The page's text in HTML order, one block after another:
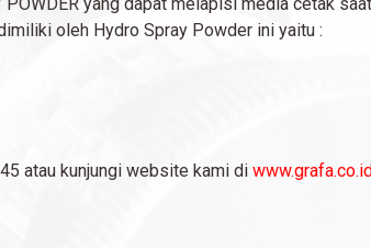
oleh Hydro Spray Powder ini yaitu :
atau kunjungi website kami di